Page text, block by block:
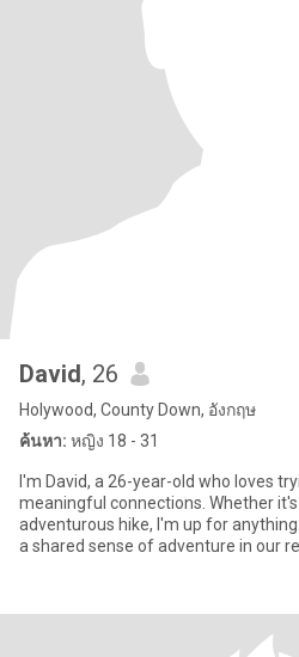
David, 26
Holywood, County Down, อังกฤษ
ค้นหา: หญิง 18 - 31
I'm David, a 26-year-old who loves
meaningful connections. Whether
adventurous hike, I'm up for
a shared sense of adventure in our